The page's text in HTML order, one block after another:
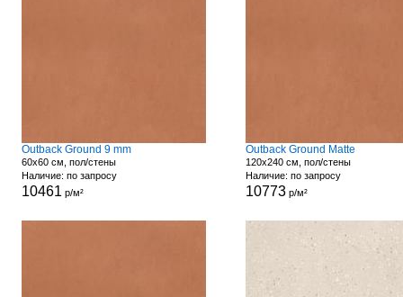
Outback Ground 9 mm
60x60 см, пол/стены
Наличие: по запросу
10461 р/м²
Outback Ground Matte
120x240 см, пол/стены
Наличие: по запросу
10773р/м²